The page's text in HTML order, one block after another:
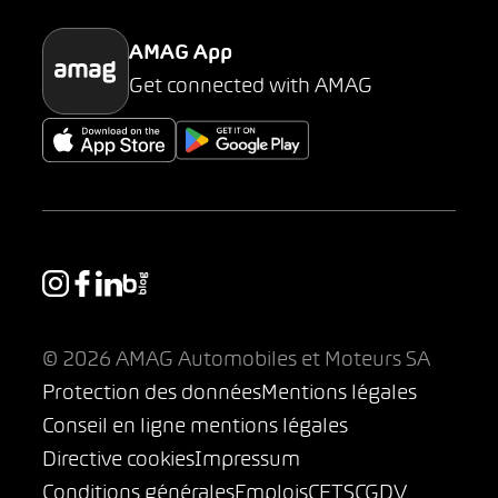
AMAG App
Get connected with AMAG
© 2026 AMAG Automobiles et Moteurs SA
Protection des donnéesMentions légales
Conseil en ligne mentions légales
Directive cookiesImpressum